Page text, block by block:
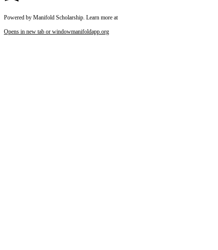
Powered by Manifold Scholarship. Learn more at
Opens in new tab or windowmanifoldapp.org